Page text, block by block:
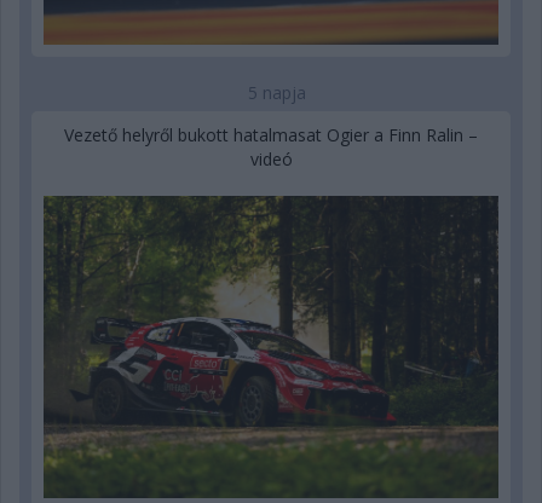
5 napja
Vezető helyről bukott hatalmasat Ogier a Finn Ralin –
videó